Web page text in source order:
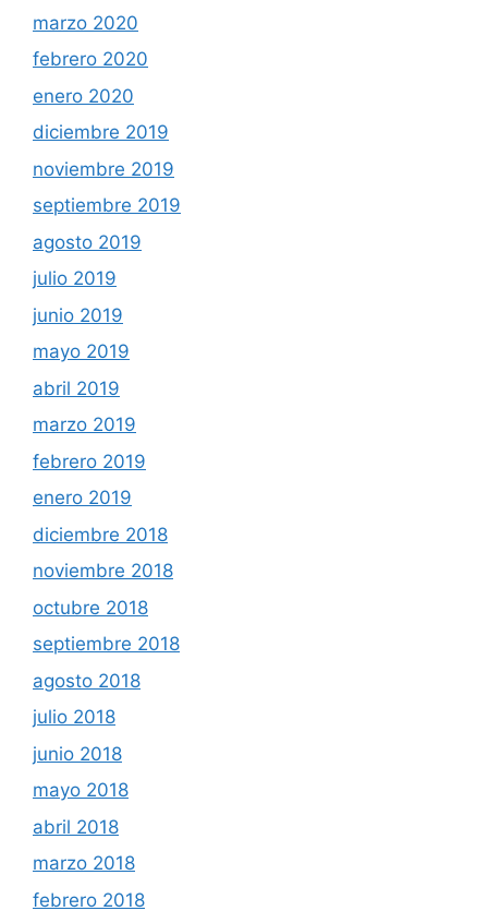
marzo 2020
febrero 2020
enero 2020
diciembre 2019
noviembre 2019
septiembre 2019
agosto 2019
julio 2019
junio 2019
mayo 2019
abril 2019
marzo 2019
febrero 2019
enero 2019
diciembre 2018
noviembre 2018
octubre 2018
septiembre 2018
agosto 2018
julio 2018
junio 2018
mayo 2018
abril 2018
marzo 2018
febrero 2018